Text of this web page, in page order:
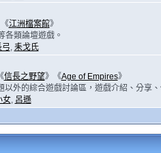
江洲檔案館》
各類論壇遊戲。
弓, 耒戈氏
信長之野望》《Age of Empires》
以外的綜合遊戲討論區，遊戲介紹、分享
女, 呂遜